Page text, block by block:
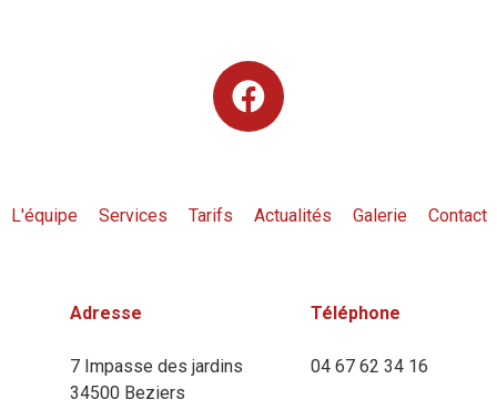
L'équipe Services Tarifs Actualités Galerie Contact
Adresse
7 Impasse des jardins
34500 Beziers
Téléphone
04 67 62 34 16